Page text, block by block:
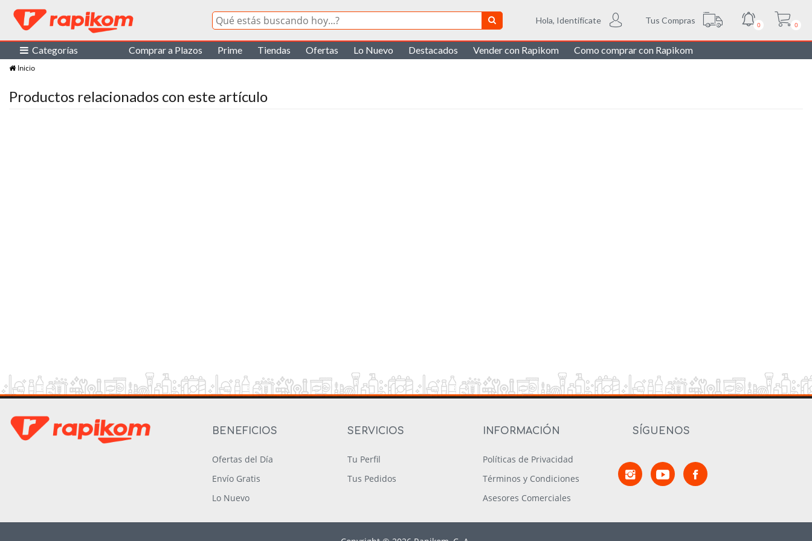
Hola, Identifícate Tus Compras 0 0
Categorías Comprar a Plazos Prime Tiendas Ofertas Lo Nuevo Destacados Vender con Rapikom Como comprar con Rapikom
Inicio
Productos relacionados con este artículo
BENEFICIOS
Ofertas del Día
Envío Gratis
Lo Nuevo
SERVICIOS
Tu Perfil
Tus Pedidos
INFORMACIÓN
Políticas de Privacidad
Términos y Condiciones
Asesores Comerciales
SÍGUENOS